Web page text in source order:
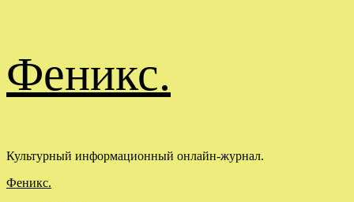
к
содержимому
Феникс.
Культурный информационный онлайн-журнал.
Основное
Феникс.